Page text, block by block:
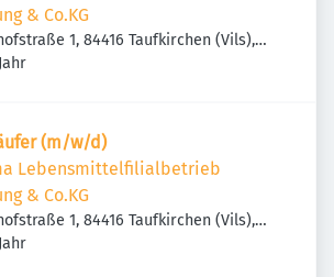
& Co.KG
1, 84416 Taufkirchen (Vils),
(m/w/d)
Lebensmittelfilialbetrieb
& Co.KG
1, 84416 Taufkirchen (Vils),